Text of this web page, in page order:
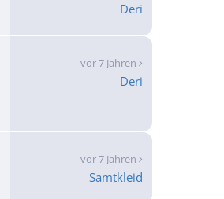
Deri
vor 7 Jahren
Deri
vor 7 Jahren
Samtkleid